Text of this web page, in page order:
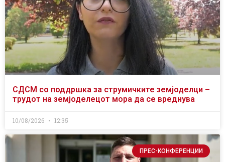
СДСМ со поддршка за струмичките земјоделци –
трудот на земјоделецот мора да се вреднува
10/08/2026 12:35
ПРЕС-КОНФЕРЕНЦИИ